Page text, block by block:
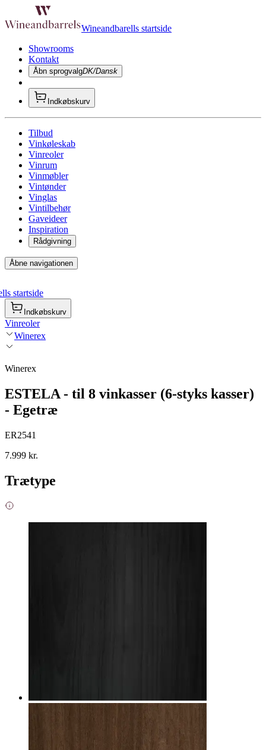
Wineandbarells startside
Showrooms
Kontakt
Åbn sprogvalgDK/Dansk
Indkøbskurv
Tilbud
Vinkøleskab
Vinreoler
Vinrum
Vinmøbler
Vintønder
Vinglas
Vintilbehør
Gaveideer
Inspiration
Rådgivning
Åbne navigationen
startside
Indkøbskurv
Vinreoler
Winerex
Winerex
ESTELA - til 8 vinkasser (6-styks kasser)
- Egetræ
ER2541
7.999 kr.
Trætype